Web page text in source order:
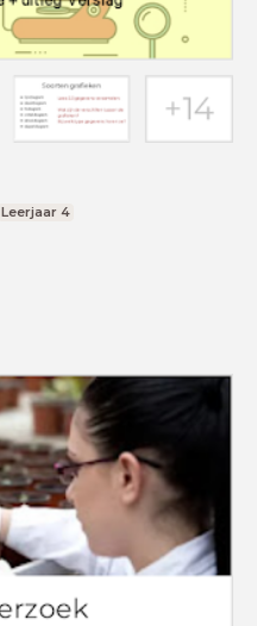
Leerjaar 4